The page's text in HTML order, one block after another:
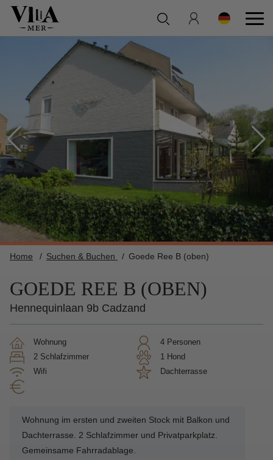
Home Suchen & Buchen Goede Ree B (oben)
GOEDE REE B (OBEN)
Hennequinlaan 9b Cadzand
Wohnung
4 Personen
2 Schlafzimmer
1 Hond
Wifi
Dachterrasse
Wohnung im ersten und zweiten Stock mit Balkon und
Dachterrasse. 2 Schlafzimmer und Privatparkplatz.
Gemeinsame Fahrradablage.